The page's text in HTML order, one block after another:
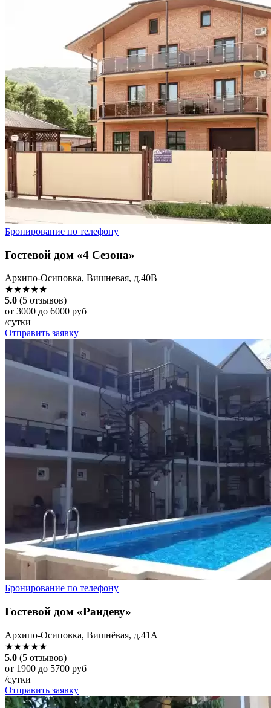
Бронирование по телефону
Гостевой дом «4 Сезона»
Архипо-Осиповка, Вишневая, д.40В
★★★★★
5.0 (5 отзывов)
от 3000 до 6000 руб
/сутки
Отправить заявку
Бронирование по телефону
Гостевой дом «Рандеву»
Архипо-Осиповка, Вишнёвая, д.41А
★★★★★
5.0 (5 отзывов)
от 1900 до 5700 руб
/сутки
Отправить заявку